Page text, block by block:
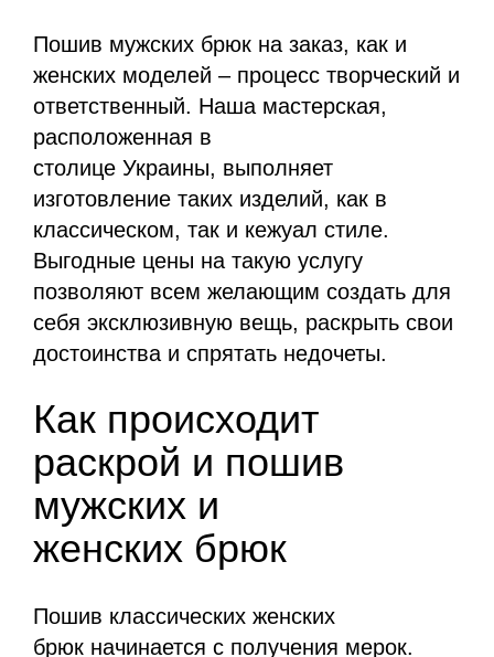
Пошив мужских брюк на заказ, как и
женских моделей – процесс творческий и
ответственный. Наша мастерская,
расположенная в
столице Украины, выполняет
изготовление таких изделий, как в
классическом, так и кежуал стиле.
Выгодные цены на такую услугу
позволяют всем желающим создать для
себя эксклюзивную вещь, раскрыть свои
достоинства и спрятать недочеты.
Как происходит
раскрой и пошив
мужских и
женских брюк
Пошив классических женских
брюк начинается с получения мерок.